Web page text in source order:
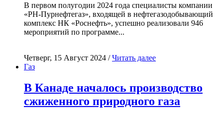
В первом полугодии 2024 года специалисты компании
«РН-Пурнефтегаз», входящей в нефтегазодобывающий
комплекс НК «Роснефть», успешно реализовали 946
мероприятий по программе...
Четверг, 15 Август 2024 /Читать далее
Газ
В Канаде началось производство
сжиженного природного газа